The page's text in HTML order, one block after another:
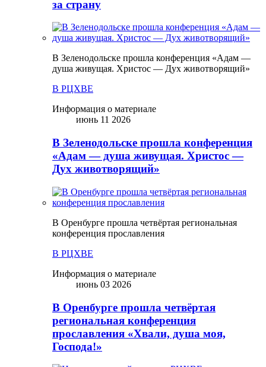
за страну
В Зеленодольске прошла конференция «Адам —
душа живущая. Христос — Дух животворящий»
В РЦХВЕ
Информация о материале
июнь 11 2026
В Зеленодольске прошла конференция
«Адам — душа живущая. Христос —
Дух животворящий»
В Оренбурге прошла четвёртая региональная
конференция прославления
В РЦХВЕ
Информация о материале
июнь 03 2026
В Оренбурге прошла четвёртая
региональная конференция
прославления «Хвали, душа моя,
Господа!»